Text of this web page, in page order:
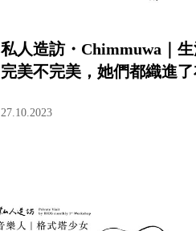
私人造訪・Chimmuwa｜
完美不完美，她們都織進
27.10.2023